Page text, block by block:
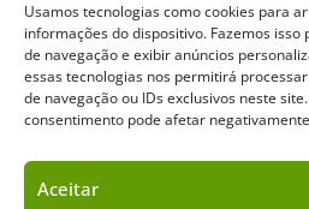
Usamos tecnologias como cookies para
informações do dispositivo. Fazemos
de navegação e exibir anúncios
essas tecnologias nos permitirá
de navegação ou IDs exclusivos neste
consentimento pode afetar
Aceitar
Mídia Kit